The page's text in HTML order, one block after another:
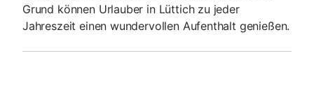
Grund können Urlauber in Lüttich zu jeder
Jahreszeit einen wundervollen Aufenthalt genießen.